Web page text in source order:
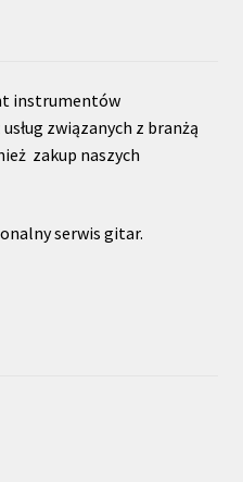
instrumentów
związanych z branżą
zakup naszych
serwis gitar.